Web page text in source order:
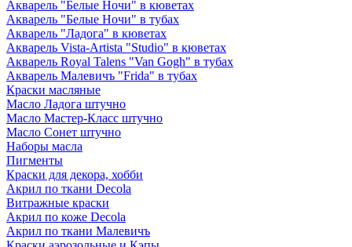
Акварель "Белые Ночи" в кюветах
Акварель "Белые Ночи" в тубах
Акварель "Ладога" в кюветах
Акварель Vista-Artista "Studio" в кюветах
Акварель Royal Talens "Van Gogh" в тубах
Акварель Малевичъ "Frida" в тубах
Краски масляные
Масло Ладога штучно
Масло Мастер-Класс штучно
Масло Сонет штучно
Наборы масла
Пигменты
Краски для декора, хобби
Акрил по ткани Decola
Витражные краски
Акрил по коже Decola
Акрил по ткани Малевичъ